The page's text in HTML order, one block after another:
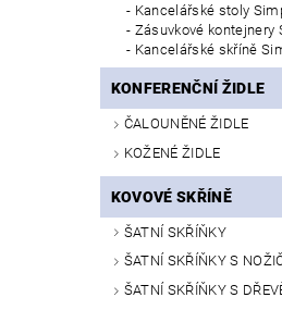
Kancelářské stoly
Zásuvkové kontejnery
Kancelářské skříně
KONFERENČNÍ ŽIDLE
ČALOUNĚNÉ ŽIDLE
KOŽENÉ ŽIDLE
KOVOVÉ SKŘÍNĚ
ŠATNÍ SKŘÍŇKY
ŠATNÍ SKŘÍŇKY S
ŠATNÍ SKŘÍŇKY S